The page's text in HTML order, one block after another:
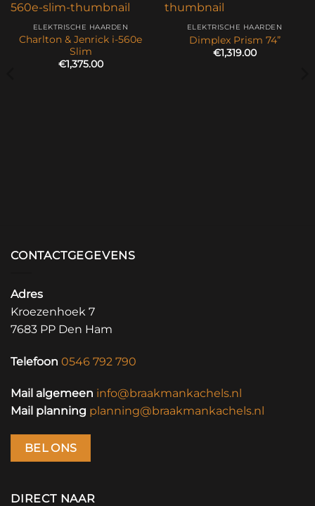
ELEKTRISCHE HAARDEN
Charlton & Jenrick i-560e
Slim
€1,375.00
ELEKTRISCHE HAARDEN
Dimplex Prism 74”
€1,319.00
CONTACTGEGEVENS
Adres
Kroezenhoek 7
7683 PP Den Ham
Telefoon 0546 792 790
Mail algemeen info@braakmankachels.nl
Mail planning planning@braakmankachels.nl
BEL ONS
DIRECT NAAR